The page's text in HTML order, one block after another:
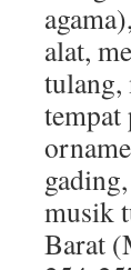
alat,
tulang,
tempat
musik
Barat